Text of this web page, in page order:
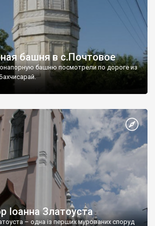
башня в с.Почтовое
башню посмотрели по дороге из
Іоанна Златоуста
– одна із перших мурованих споруд